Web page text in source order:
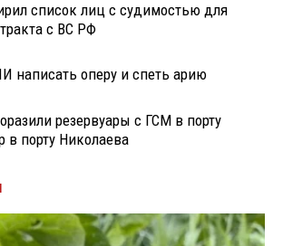
список лиц с судимостью для
с ВС РФ
написать оперу и спеть арию
резервуары с ГСМ в порту
в порту Николаева